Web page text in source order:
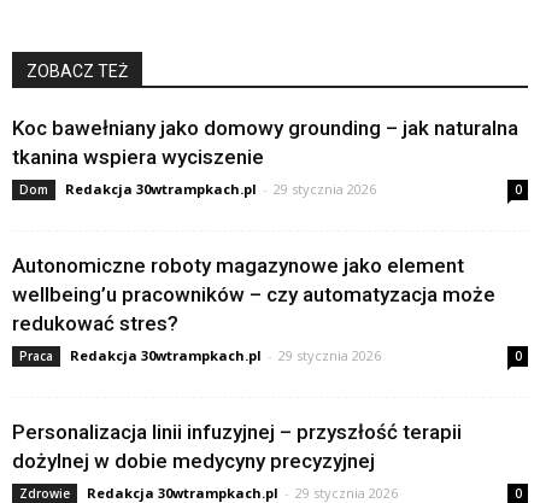
ZOBACZ TEŻ
Koc bawełniany jako domowy grounding – jak naturalna
tkanina wspiera wyciszenie
Dom Redakcja 30wtrampkach.pl - 29 stycznia 2026 0
Autonomiczne roboty magazynowe jako element
wellbeing’u pracowników – czy automatyzacja może
redukować stres?
Praca Redakcja 30wtrampkach.pl - 29 stycznia 2026 0
Personalizacja linii infuzyjnej – przyszłość terapii
dożylnej w dobie medycyny precyzyjnej
Zdrowie Redakcja 30wtrampkach.pl - 29 stycznia 2026 0